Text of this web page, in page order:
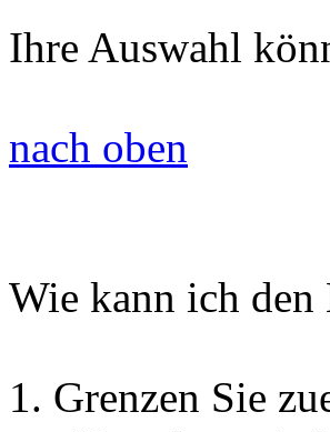
Ihre Auswahl
nach oben
Wie kann ich den
1. Grenzen Sie